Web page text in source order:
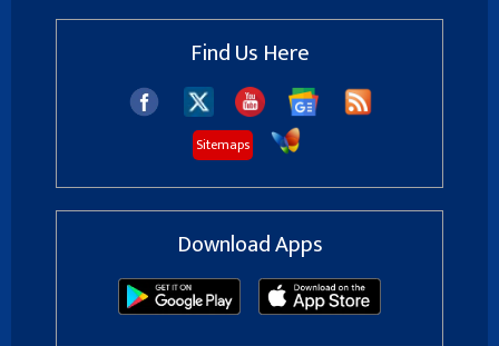
Find Us Here
Sitemaps
Download Apps